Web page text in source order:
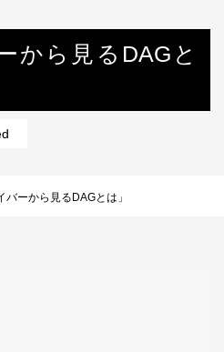
から見るDAGと
バーから見るDAGとは」